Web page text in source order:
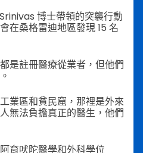
博士帶領的突襲行動
在桑格雷迪地區發現 15 名
是註冊醫療從業者，但他們
業區和貧民窟，那裡是外來
無法負擔真正的醫生，他們
育吠陀醫學和外科學位